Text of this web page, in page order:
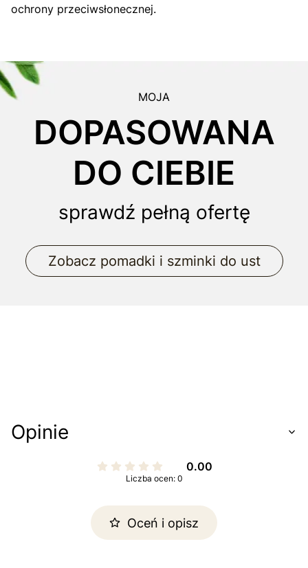
ochrony przeciwsłonecznej.
MOJA
DOPASOWANA
DO CIEBIE
sprawdź pełną ofertę
Zobacz pomadki i szminki do ust
Opinie
0.00
Liczba ocen: 0
Oceń i opisz